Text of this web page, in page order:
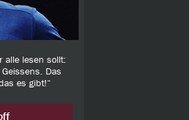
alle lesen sollt:
Das
es gibt!“